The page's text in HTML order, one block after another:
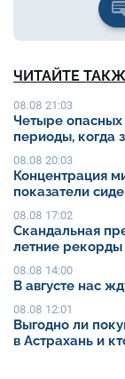
ЧИТАЙТЕ
08.08 21:03
Четыре опасных
периоды, когда
08.08 20:03
Концентрация
показатели
08.08 17:02
Скандальная
летние
08.08 14:00
В августе нас
08.08 12:01
Выгодно ли
в Астрахань и